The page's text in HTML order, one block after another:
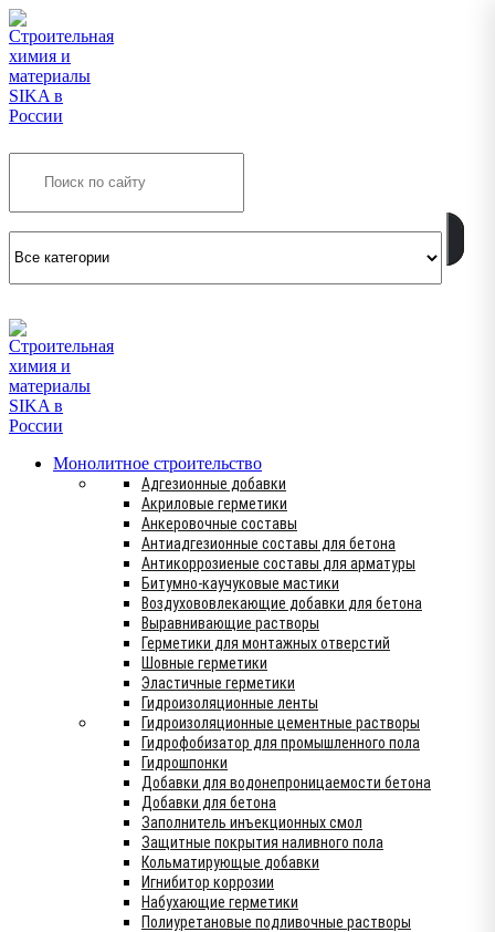
Монолитное строительство
Адгезионные добавки
Акриловые герметики
Анкеровочные составы
Антиадгезионные составы для бетона
Антикоррозиеные составы для арматуры
Битумно-каучуковые мастики
Воздухововлекающие добавки для бетона
Выравнивающие растворы
Герметики для монтажных отверстий
Шовные герметики
Эластичные герметики
Гидроизоляционные ленты
Гидроизоляционные цементные растворы
Гидрофобизатор для промышленного пола
Гидрошпонки
Добавки для водонепроницаемости бетона
Добавки для бетона
Заполнитель инъекционных смол
Защитные покрытия наливного пола
Кольматирующые добавки
Игнибитор коррозии
Набухающие герметики
Полиуретановые подливочные растворы